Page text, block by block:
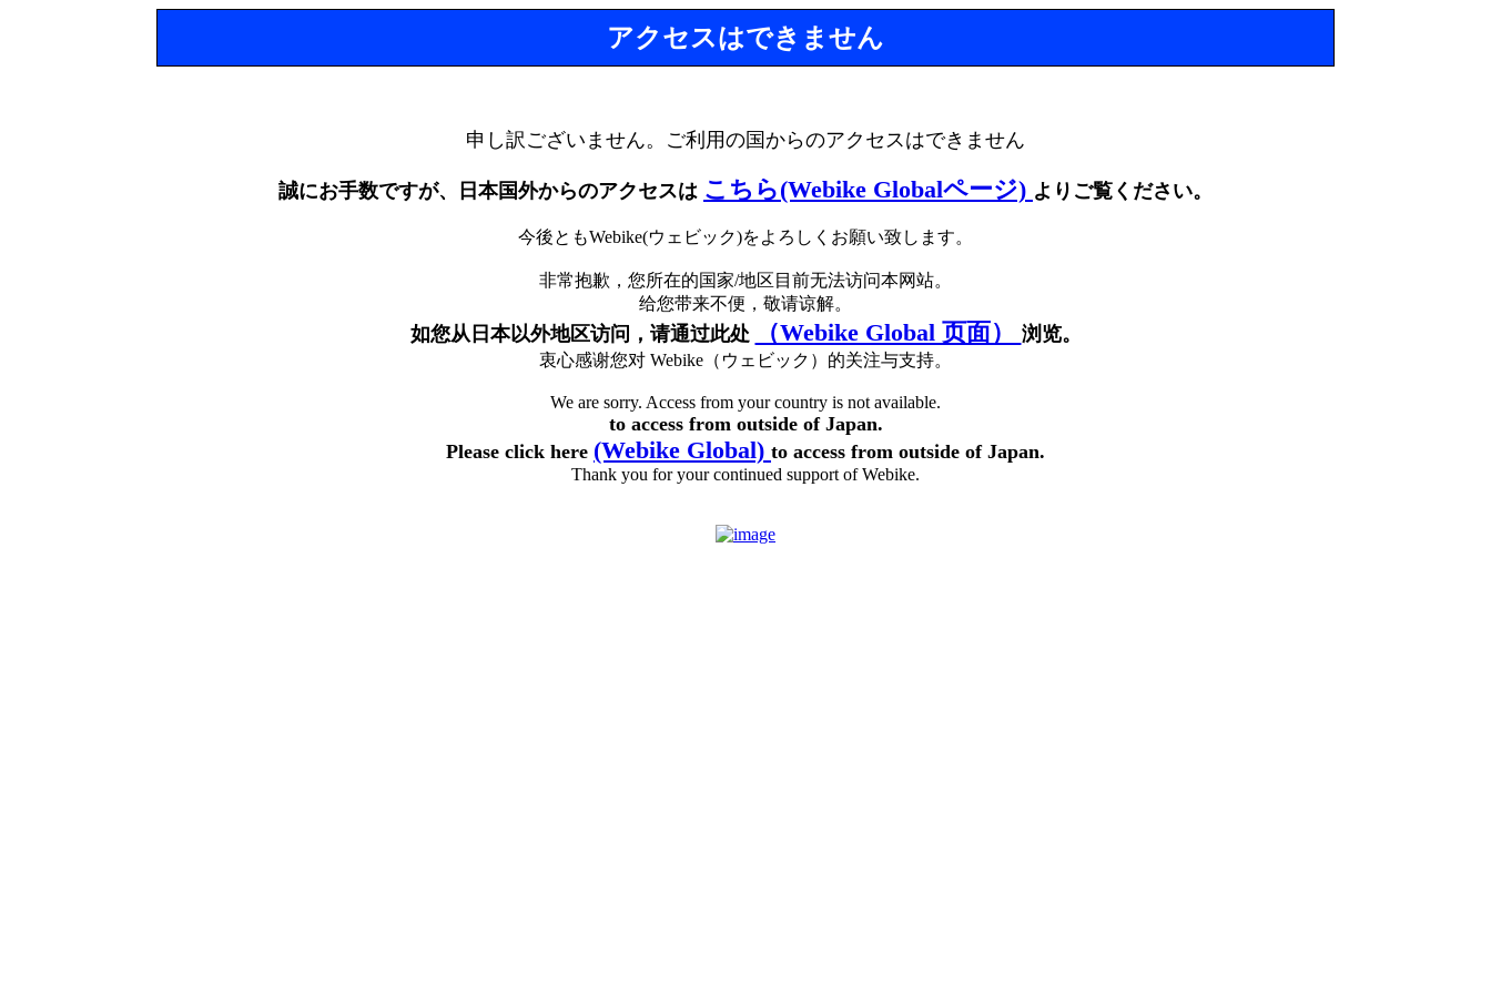
アクセスはできません
申し訳ございません。ご利用の国からのアクセスはできません
誠にお手数ですが、日本国外からのアクセスは こちら(Webike Globalページ) よりご覧ください。
今後ともWebike(ウェビック)をよろしくお願い致します。
非常抱歉，您所在的国家/地区目前无法访问本网站。
给您带来不便，敬请谅解。
如您从日本以外地区访问，请通过此处 （Webike Global 页面） 浏览。
衷心感谢您对 Webike（ウェビック）的关注与支持。
We are sorry. Access from your country is not available.
to access from outside of Japan.
Please click here (Webike Global) to access from outside of Japan.
Thank you for your continued support of Webike.